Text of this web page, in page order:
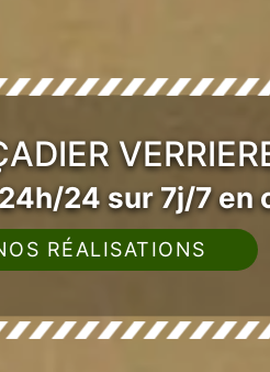
24 sur 7j/7 en
RÉALISATIONS